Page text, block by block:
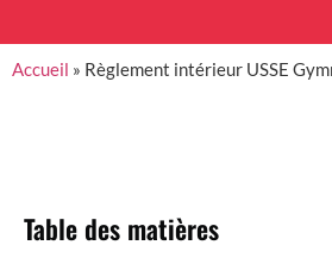
Accueil » Règlement intérieur USSE
Table des matières